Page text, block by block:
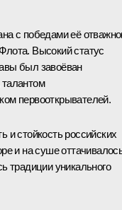
с победами её
Высокий статус
был завоёван
первооткрывателей.
и стойкость российских
и на суше
традиции уникального